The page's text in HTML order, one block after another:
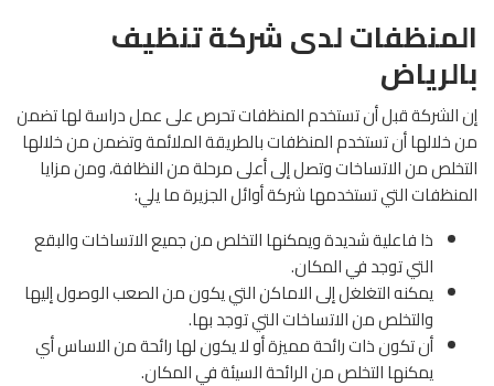
المنظفات لدى شركة تنظيف
بالرياض
إن الشركة قبل أن تستخدم المنظفات تحرص على عمل دراسة لها تضمن
من خلالها أن تستخدم المنظفات بالطريقة الملائمة وتضمن من خلالها
التخلص من الاتساخات وتصل إلى أعلى مرحلة من النظافة، ومن مزايا
المنظفات التي تستخدمها شركة أوائل الجزيرة ما يلي:
ذا فاعلية شديدة ويمكنها التخلص من جميع الاتساخات والبقع
التي توجد في المكان.
يمكنه التغلغل إلى الاماكن التي يكون من الصعب الوصول إليها
والتخلص من الاتساخات التي توجد بها.
أن تكون ذات رائحة مميزة أو لا يكون لها رائحة من الاساس أي
يمكنها التخلص من الرائحة السيئة في المكان.